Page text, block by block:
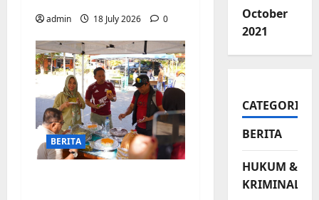
admin 18 July 2026 0
BERITA
October
2021
CATEGORIES
BERITA
HUKUM &
KRIMINAL